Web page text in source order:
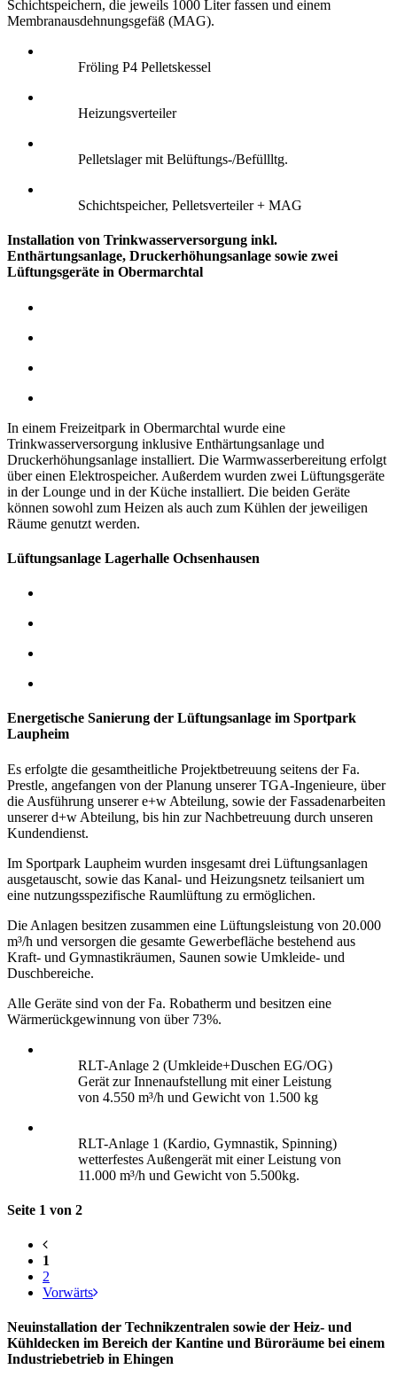
Schichtspeichern, die jeweils 1000 Liter fassen und einem
Membranausdehnungsgefäß (MAG).
Fröling P4 Pelletskessel
Heizungsverteiler
Pelletslager mit Belüftungs-/Befüllltg.
Schichtspeicher, Pelletsverteiler + MAG
Installation von Trinkwasserversorgung inkl.
Enthärtungsanlage, Druckerhöhungsanlage sowie zwei
Lüftungsgeräte in Obermarchtal
In einem Freizeitpark in Obermarchtal wurde eine
Trinkwasserversorgung inklusive Enthärtungsanlage und
Druckerhöhungsanlage installiert. Die Warmwasserbereitung erfolgt
über einen Elektrospeicher. Außerdem wurden zwei Lüftungsgeräte
in der Lounge und in der Küche installiert. Die beiden Geräte
können sowohl zum Heizen als auch zum Kühlen der jeweiligen
Räume genutzt werden.
Lüftungsanlage Lagerhalle Ochsenhausen
Energetische Sanierung der Lüftungsanlage im Sportpark
Laupheim
Es erfolgte die gesamtheitliche Projektbetreuung seitens der Fa.
Prestle, angefangen von der Planung unserer TGA-Ingenieure, über
die Ausführung unserer e+w Abteilung, sowie der Fassadenarbeiten
unserer d+w Abteilung, bis hin zur Nachbetreuung durch unseren
Kundendienst.
Im Sportpark Laupheim wurden insgesamt drei Lüftungsanlagen
ausgetauscht, sowie das Kanal- und Heizungsnetz teilsaniert um
eine nutzungsspezifische Raumlüftung zu ermöglichen.
Die Anlagen besitzen zusammen eine Lüftungsleistung von 20.000
m³/h und versorgen die gesamte Gewerbefläche bestehend aus
Kraft- und Gymnastikräumen, Saunen sowie Umkleide- und
Duschbereiche.
Alle Geräte sind von der Fa. Robatherm und besitzen eine
Wärmerückgewinnung von über 73%.
RLT-Anlage 2 (Umkleide+Duschen EG/OG)
Gerät zur Innenaufstellung mit einer Leistung
von 4.550 m³/h und Gewicht von 1.500 kg
RLT-Anlage 1 (Kardio, Gymnastik, Spinning)
wetterfestes Außengerät mit einer Leistung von
11.000 m³/h und Gewicht von 5.500kg.
Seite 1 von 2
1
2
Vorwärts
Neuinstallation der Technikzentralen sowie der Heiz- und
Kühldecken im Bereich der Kantine und Büroräume bei einem
Industriebetrieb in Ehingen